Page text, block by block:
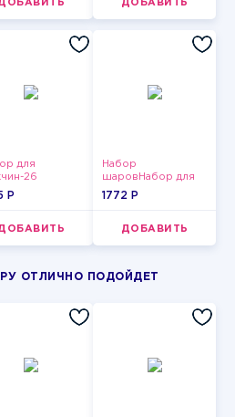
ДОБАВИТЬ
для
26
P
Набор
шаровНабор для
мужчин-10
1772 P
ДОБАВИТЬ
ОТЛИЧНО ПОДОЙДЕТ